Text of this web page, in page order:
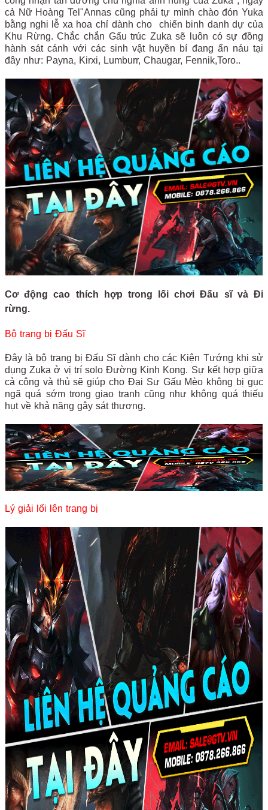
cả Nữ Hoàng Tel"Annas cũng phải tự mình chào đón Yuka
bằng nghi lễ xa hoa chỉ dành cho chiến binh danh dự của
Khu Rừng. Chắc chắn Gấu trúc Zuka sẽ luôn có sự đồng
hành sát cánh với các sinh vật huyền bí đang ẩn náu tại
đây như: Payna, Kirxi, Lumburr, Chaugar, Fennik,Toro..
Cơ động cao thích hợp trong lối chơi Đấu sĩ và Đi
rừng.
Bộ trang bị Đấu Sĩ
Đây là bộ trang bị Đấu Sĩ dành cho các Kiện Tướng khi sử
dụng Zuka ở vị trí solo Đường Kinh Kong. Sự kết hợp giữa
cả công và thủ sẽ giúp cho Đại Sư Gấu Mèo không bị gục
ngã quá sớm trong giao tranh cũng như không quá thiếu
hụt về khả năng gây sát thương.
Lý giải lối lên trang bị